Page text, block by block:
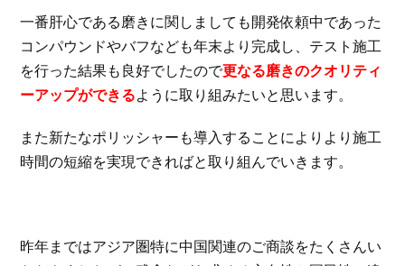
一番肝心である磨きに関しましても開発依頼中であった
コンパウンドやバフなども年末より完成し、テスト施工
を行った結果も良好でしたので更なる磨きのクオリティ
ーアップができるように取り組みたいと思います。
また新たなポリッシャーも導入することによりより施工
時間の短縮を実現できればと取り組んでいきます。
昨年まではアジア圏特に中国関連のご商談をたくさんい